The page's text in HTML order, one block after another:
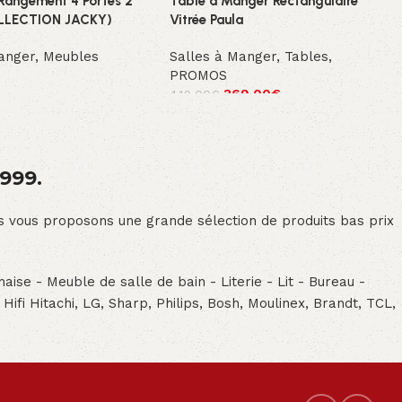
JACKY)
, Meubles
Vitrée Paula
Salles à Manger, Tables,
PROMOS
449.00€ 369.00€
vous proposons une grande sélection de produits bas prix
- Meuble de salle de bain - Literie - Lit - Bureau -
Hitachi, LG, Sharp, Philips, Bosh, Moulinex, Brandt, TCL,